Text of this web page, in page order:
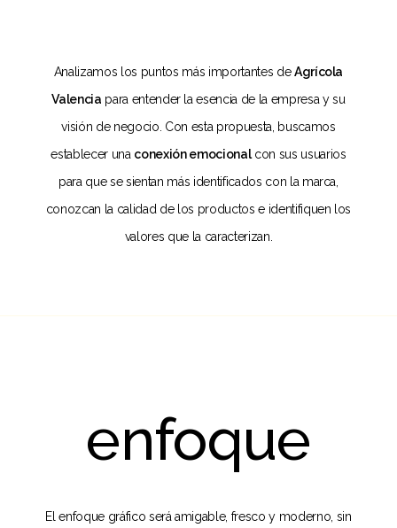
Analizamos los puntos más importantes deAgrícola
Valencia para entender la esencia de la empresa y su
visión de negocio. Con esta propuesta, buscamos
establecer una conexión emocionalcon sus usuarios
para que se sientan más identificados con la marca,
conozcan la calidad de los productos e identifiquen los
valores que la caracterizan.
enfoque
El enfoque gráfico será amigable, fresco y moderno, sin